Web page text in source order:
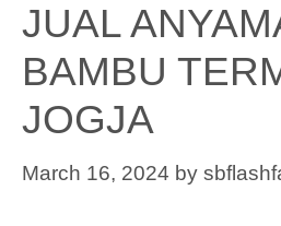
JUAL
BAMBU
JOGJA
March 16, 2024 by